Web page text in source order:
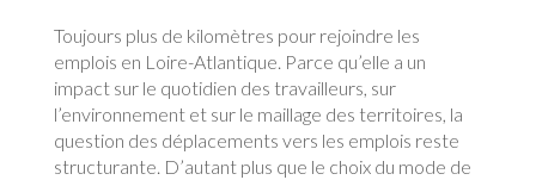
Toujours plus de kilomètres pour rejoindre les
emplois en Loire-Atlantique. Parce qu’elle a un
impact sur le quotidien des travailleurs, sur
l’environnement et sur le maillage des territoires, la
question des déplacements vers les emplois reste
structurante. D’autant plus que le choix du mode de